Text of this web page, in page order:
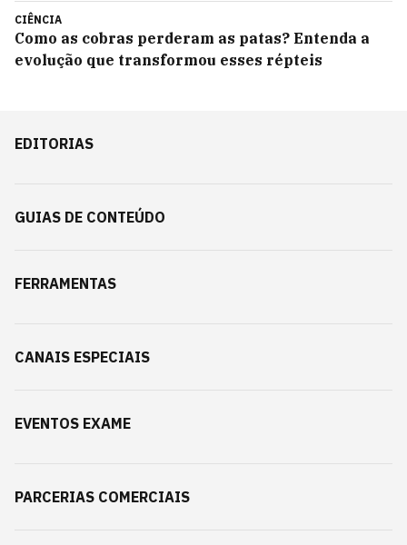
CIÊNCIA
Como as cobras perderam as patas? Entenda a
evolução que transformou esses répteis
EDITORIAS
GUIAS DE CONTEÚDO
FERRAMENTAS
CANAIS ESPECIAIS
EVENTOS EXAME
PARCERIAS COMERCIAIS